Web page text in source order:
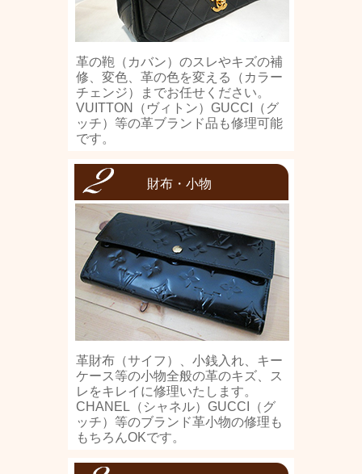
革の鞄（カバン）のスレやキズの補
修、変色、革の色を変える（カラー
チェンジ）までお任せください。
VUITTON（ヴィトン）GUCCI（グ
ッチ）等の革ブランド品も修理可能
です。
財布・小物
革財布（サイフ）、小銭入れ、キー
ケース等の小物全般の革のキズ、ス
レをキレイに修理いたします。
CHANEL（シャネル）GUCCI（グ
ッチ）等のブランド革小物の修理も
もちろんOKです。